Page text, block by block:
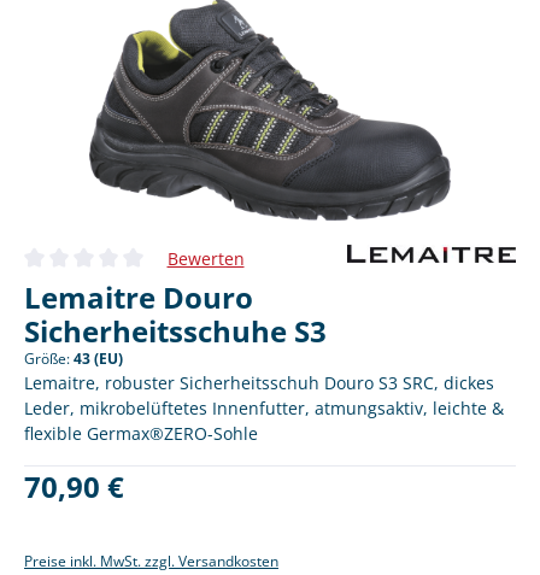
Durchschnittliche Bewertung von 0 von 5 Sternen
Bewerten
Lemaitre Douro
Sicherheitsschuhe S3
Größe:43 (EU)
Lemaitre, robuster Sicherheitsschuh Douro S3 SRC, dickes
Leder, mikrobelüftetes Innenfutter, atmungsaktiv, leichte &
flexible Germax®ZERO-Sohle
Regulärer Preis:
70,90 €
Preise inkl. MwSt. zzgl. Versandkosten